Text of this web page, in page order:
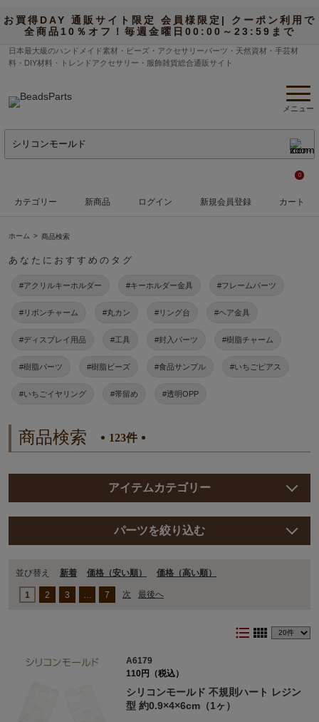
お買得DAY 通販サイト限定 会員様限定| クーポン利用で
全商品10％オフ！毎週金曜日00:00～23:59まで
日本最大級のハンドメイド素材・ビーズ・アクセサリーパーツ・天然資材・手芸材
料・DIY材料・トレンドアクセサリー・服飾雑貨総合通販サイト
メニュー
カテゴリー 新商品 ログイン 新規会員登録
0
カート
ホーム 商品検索
あなたにおすすめのタグ
#アクリルキーホルダー #キーホルダー金具 #フレームパーツ
#リボンチャーム #丸カン #リング台 #ヘア金具
#ディスプレイ用品 #工具 #封入パーツ #樹脂チャーム
#樹脂パーツ #樹脂ビーズ #食品サンプル #いちごピアス
#いちごイヤリング #帯留め #透明OPP
商品検索 123件
アイテムカテゴリー
パーツを絞り込む
並び替え 新着 価格（安い順） 価格（⾼い順）
1 2 3 7 次 最後へ
format_list_bulleted view_comfy
A6179
110円（税込）
シリコンモールド 不規則ハート レジン
型 約0.9×4×6cm（1ヶ）